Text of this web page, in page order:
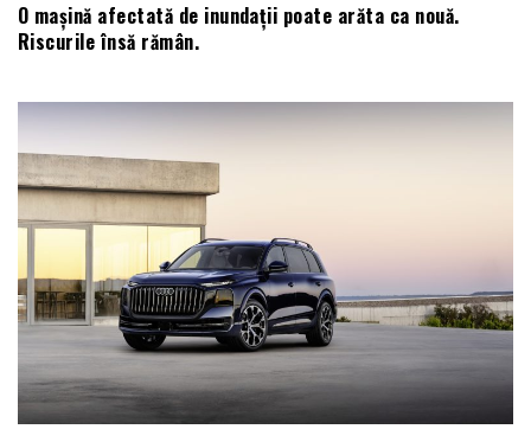
O mașină afectată de inundații poate arăta ca nouă.
Riscurile însă rămân.